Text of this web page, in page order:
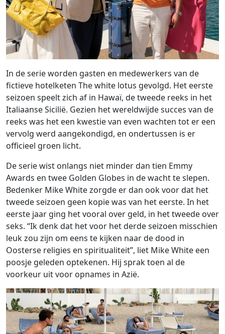
In de serie worden gasten en medewerkers van de
fictieve hotelketen The white lotus gevolgd. Het eerste
seizoen speelt zich af in Hawaï, de tweede reeks in het
Italiaanse Sicilië. Gezien het wereldwijde succes van de
reeks was het een kwestie van even wachten tot er een
vervolg werd aangekondigd, en ondertussen is er
officieel groen licht.
De serie wist onlangs niet minder dan tien Emmy
Awards en twee Golden Globes in de wacht te slepen.
Bedenker Mike White zorgde er dan ook voor dat het
tweede seizoen geen kopie was van het eerste. In het
eerste jaar ging het vooral over geld, in het tweede over
seks. “Ik denk dat het voor het derde seizoen misschien
leuk zou zijn om eens te kijken naar de dood in
Oosterse religies en spiritualiteit”, liet Mike White een
poosje geleden optekenen. Hij sprak toen al de
voorkeur uit voor opnames in Azië.